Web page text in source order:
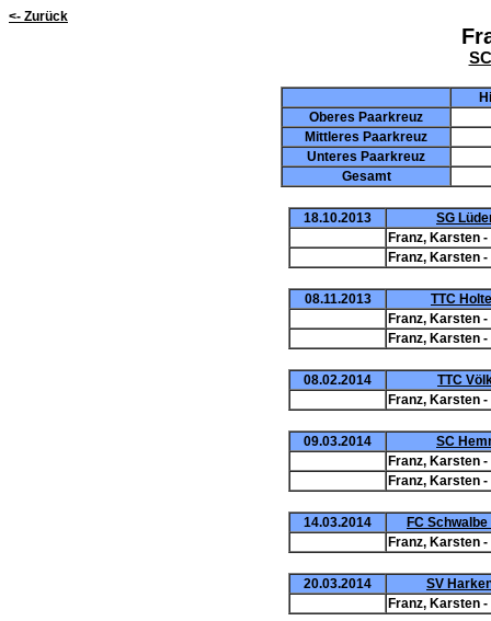
<- Zurück
Oberes Paarkreuz
Mittleres Paarkreuz
Unteres Paarkreuz
Gesamt
18.10.2013
SG
Franz, Karsten -
Franz, Karsten -
08.11.2013
TTC
Franz, Karsten -
Franz, Karsten -
08.02.2014
TTC
Franz, Karsten -
09.03.2014
SC
Franz, Karsten -
Franz, Karsten -
14.03.2014
FC
Franz, Karsten -
20.03.2014
SV
Franz, Karsten -